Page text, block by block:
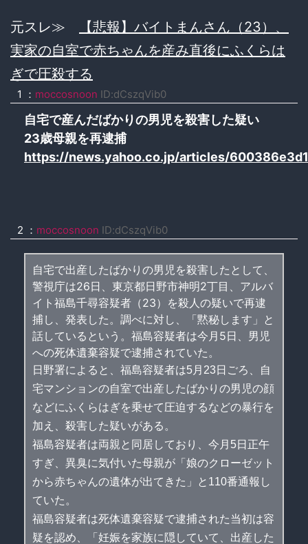
元スレ≫
【悲報】バイトまんさん（23）、
実家の自室で赤ちゃんを産み直後にふくらは
ぎで圧殺する
1 ： moccosnoon ID:dCszqVib0
自宅で産んだばかりの男児を殺害した疑い
23歳母親を再逮捕
https://news.yahoo.co.jp/articles/
2 ： moccosnoon ID:dCszqVib0
自宅で出産したばかりの男児を殺害したとして、
警視庁は26日、東京都日野市神明2丁目、アルバ
イト福島千尋容疑者（23）を殺人の疑いで再逮
捕し、発表した。調べに対し、「黙秘します」と
話しているという。福島容疑者は今月5日、男児
への死体遺棄容疑で逮捕されていた。
日野署によると、福島容疑者は5月23日ごろ、自
宅マンションの自室で出産したばかりの男児の顔
などにふくらはぎを乗せて圧迫するなどの暴行を
加え、殺害した疑いがある。
福島容疑者は両親と同居しており、今月5日正午
すぎ、異臭に気付いた母親が「娘のクローゼット
から赤ちゃんの遺体が出てきた」と110番通報し
ていた。
福島容疑者は死体遺棄容疑で逮捕された当初は容
疑を認め、「妊娠を家族に隠していて、出産した